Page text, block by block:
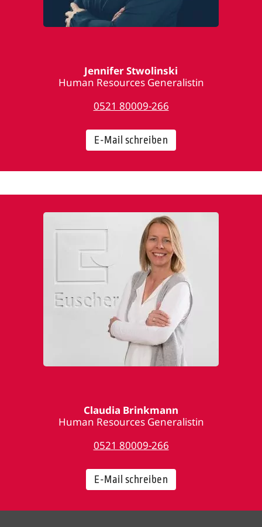
Jennifer Stwolinski
Human Resources Generalistin
0521 80009-266
E-Mail schreiben
Claudia Brinkmann
Human Resources Generalistin
0521 80009-266
E-Mail schreiben